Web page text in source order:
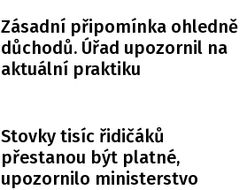
Zásadní připomínka ohledně
důchodů. Úřad upozornil na
aktuální praktiku
Stovky tisíc řidičáků
přestanou být platné,
upozornilo ministerstvo